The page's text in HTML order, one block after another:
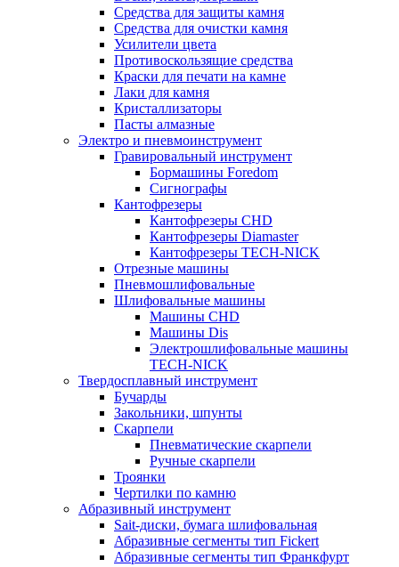
Средства для защиты камня
Средства для очистки камня
Усилители цвета
Противоскользящие средства
Краски для печати на камне
Лаки для камня
Кристаллизаторы
Пасты алмазные
Электро и пневмоинструмент
Гравировальный инструмент
Бормашины Foredom
Сигнографы
Кантофрезеры
Кантофрезеры CHD
Кантофрезеры Diamaster
Кантофрезеры TECH-NICK
Отрезные машины
Пневмошлифовальные
Шлифовальные машины
Машины CHD
Машины Dis
Электрошлифовальные машины
TECH-NICK
Твердосплавный инструмент
Бучарды
Закольники, шпунты
Скарпели
Пневматические скарпели
Ручные скарпели
Троянки
Чертилки по камню
Абразивный инструмент
Sait-диски, бумага шлифовальная
Абразивные сегменты тип Fickert
Абразивные сегменты тип Франкфурт